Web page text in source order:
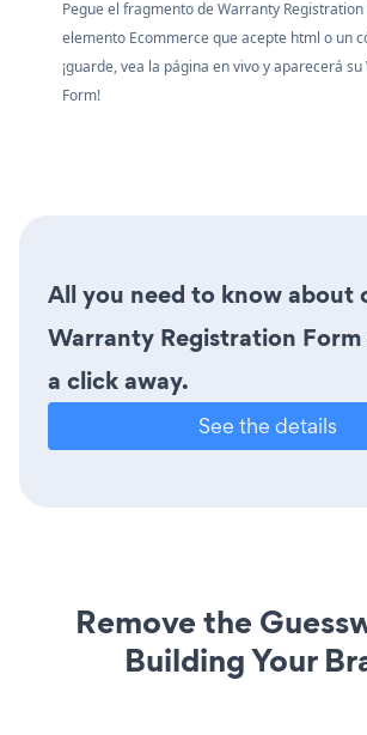
Pegue el fragmento de Warranty
elemento Ecommerce que acepte html o un
¡guarde, vea la página en vivo y aparecerá
Form!
All you need to know about
Warranty Registration Form
a click away.
See the details
Remove the
Building Your